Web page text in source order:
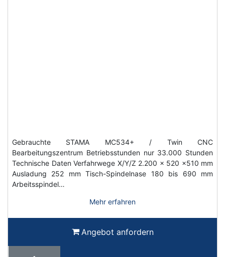
Gebrauchte STAMA MC534+ / Twin CNC
Bearbeitungszentrum Betriebsstunden nur 33.000 Stunden
Technische Daten Verfahrwege X/Y/Z 2.200 x 520 x510 mm
Ausladung 252 mm Tisch-Spindelnase 180 bis 690 mm
Arbeitsspindel…
Mehr erfahren
Angebot anfordern